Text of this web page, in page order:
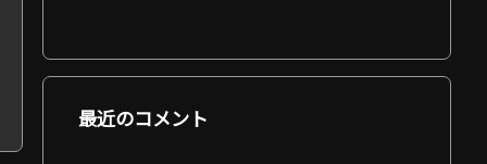
最近のコメント